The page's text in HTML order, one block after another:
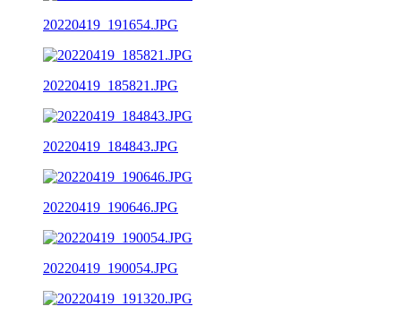
20220419_191654.JPG
20220419_185821.JPG
20220419_184843.JPG
20220419_190646.JPG
20220419_190054.JPG